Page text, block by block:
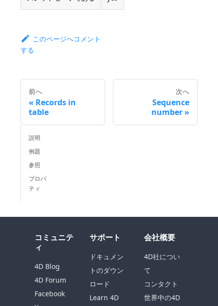
このページへコメント
する
前へ
Records in
table
次へ
Sequence
number
説明
例題
参照
プロパ
ティ
コミュニテ
ィ
4D Blog
4D Forum
Facebook
サポート
ドキュメン
トのダウン
ロード
Learn 4D
会社概要
4D社につい
て
コンタクト
世界中の4D